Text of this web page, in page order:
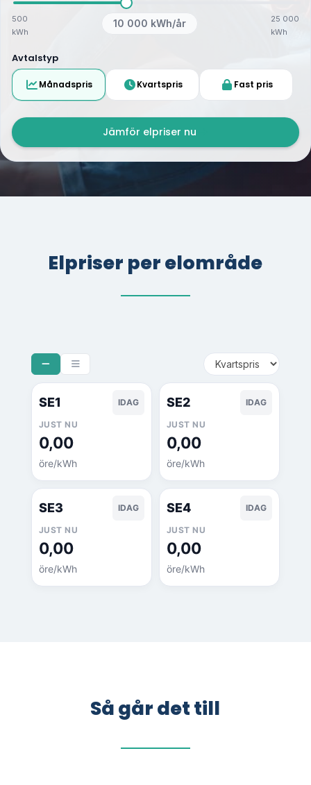
500
kWh
10 000 kWh/år
25 000
kWh
Avtalstyp
Månadspris Kvartspris Fast pris
Jämför elpriser nu
Elpriser per elområde
SE1 IDAG
JUST NU
0,00
öre/kWh
SE2 IDAG
JUST NU
0,00
öre/kWh
SE3 IDAG
JUST NU
0,00
öre/kWh
SE4 IDAG
JUST NU
0,00
öre/kWh
Så går det till